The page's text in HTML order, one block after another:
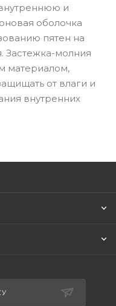
и
оболочка
пятен на
Застежка-молния
материалом,
от влаги и
внутренних